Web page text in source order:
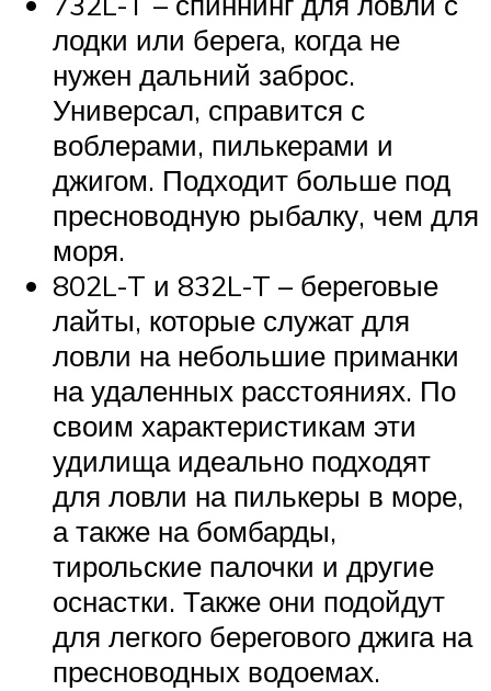
лодки или берега, когда не
нужен дальний заброс.
Универсал, справится с
воблерами, пилькерами и
джигом. Подходит больше под
пресноводную рыбалку, чем для
моря.
802L-T и 832L-T – береговые
лайты, которые служат для
ловли на небольшие приманки
на удаленных расстояниях. По
своим характеристикам эти
удилища идеально подходят
для ловли на пилькеры в море,
а также на бомбарды,
тирольские палочки и другие
оснастки. Также они подойдут
для легкого берегового джига на
пресноводных водоемах.